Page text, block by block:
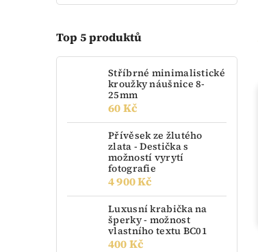
Top 5 produktů
Stříbrné minimalistické
kroužky náušnice 8-
25mm
60 Kč
Přívěsek ze žlutého
zlata - Destička s
možností vyrytí
fotografie
4 900 Kč
Luxusní krabička na
šperky - možnost
vlastního textu BC01
400 Kč